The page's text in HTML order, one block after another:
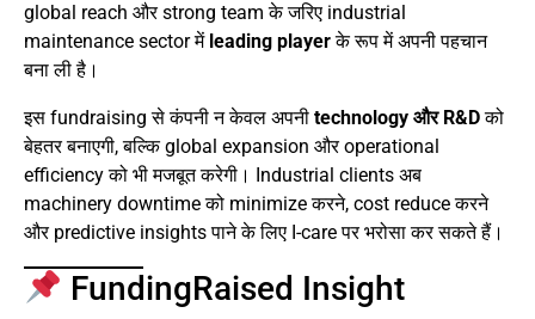
global reach और strong team के जरिए industrial
maintenance sector में leading playerके रूप में अपनी पहचान
बना ली है।
इस fundraising से कंपनी न केवल अपनी technology और R&Dको
बेहतर बनाएगी, बल्कि global expansion और operational
efficiency को भी मजबूत करेगी। Industrial clients अब
machinery downtime को minimize करने, cost reduce करने
और predictive insights पाने के लिए I-care पर भरोसा कर सकते हैं।
FundingRaised Insight